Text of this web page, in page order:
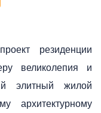
резиденции
великолепия и
элитный жилой
архитектурному